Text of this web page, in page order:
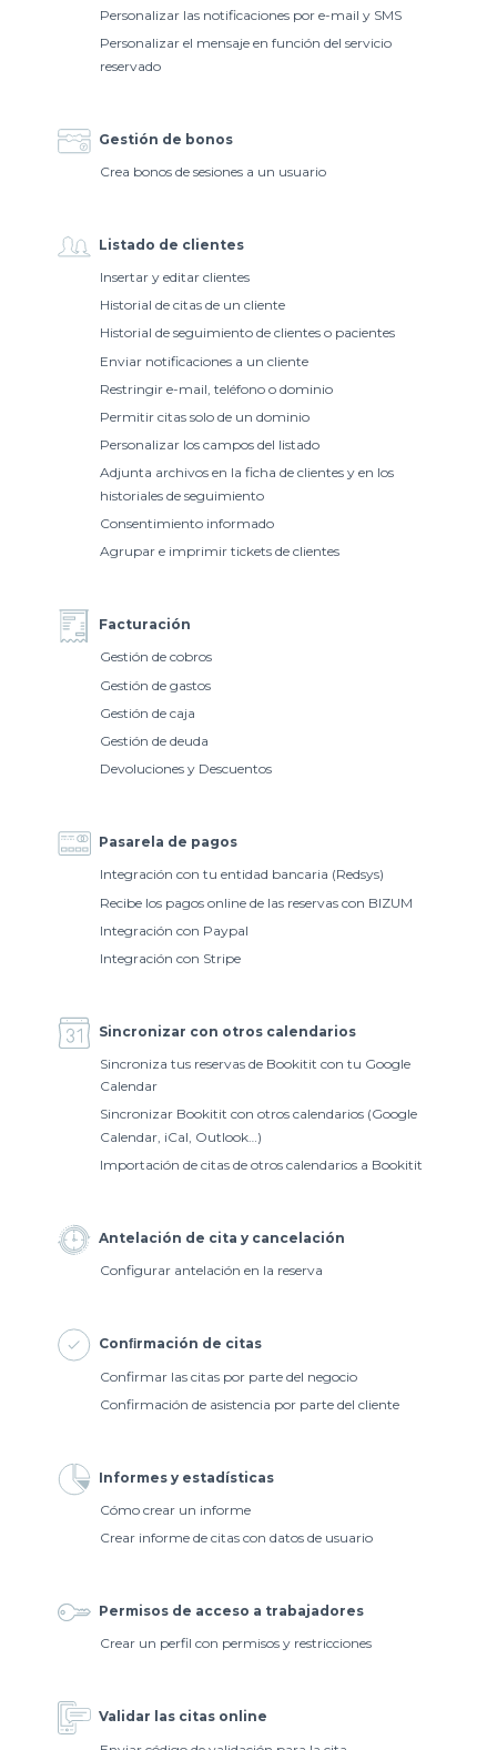
Personalizar las notificaciones por e-mail y SMS
Personalizar el mensaje en función del servicio
reservado
Gestión de bonos
Crea bonos de sesiones a un usuario
Listado de clientes
Insertar y editar clientes
Historial de citas de un cliente
Historial de seguimiento de clientes o pacientes
Enviar notificaciones a un cliente
Restringir e-mail, teléfono o dominio
Permitir citas solo de un dominio
Personalizar los campos del listado
Adjunta archivos en la ficha de clientes y en los
historiales de seguimiento
Consentimiento informado
Agrupar e imprimir tickets de clientes
Facturación
Gestión de cobros
Gestión de gastos
Gestión de caja
Gestión de deuda
Devoluciones y Descuentos
Pasarela de pagos
Integración con tu entidad bancaria (Redsys)
Recibe los pagos online de las reservas con BIZUM
Integración con Paypal
Integración con Stripe
Sincronizar con otros calendarios
Sincroniza tus reservas de Bookitit con tu Google
Calendar
Sincronizar Bookitit con otros calendarios (Google
Calendar, iCal, Outlook…)
Importación de citas de otros calendarios a Bookitit
Antelación de cita y cancelación
Configurar antelación en la reserva
Conﬁrmación de citas
Confirmar las citas por parte del negocio
Confirmación de asistencia por parte del cliente
Informes y estadísticas
Cómo crear un informe
Crear informe de citas con datos de usuario
Permisos de acceso a trabajadores
Crear un perfil con permisos y restricciones
Validar las citas online